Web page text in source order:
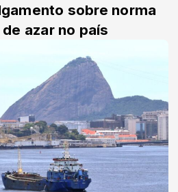
sobre norma
azar no país